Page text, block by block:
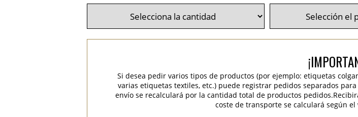
Si desea pedir varios tipos de productos (por ejemplo: etiquetas
varias etiquetas textiles, etc.) puede registrar pedidos separados
envío se recalculará por la cantidad total de productos
coste de transporte se calculará según